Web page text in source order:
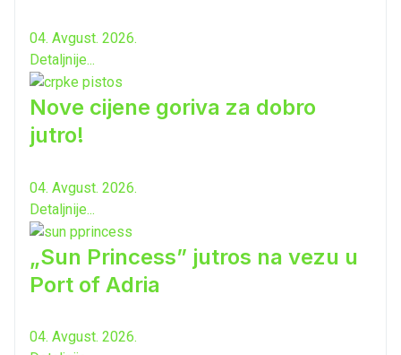
04. Avgust. 2026.
Detaljnije...
Nove cijene goriva za dobro
jutro!
04. Avgust. 2026.
Detaljnije...
„Sun Princess” jutros na vezu u
Port of Adria
04. Avgust. 2026.